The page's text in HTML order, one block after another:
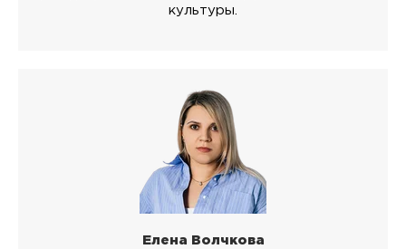
культуры.
Елена Волчкова